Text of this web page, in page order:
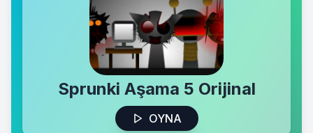
Sprunki Aşama 5 Orijinal
OYNA